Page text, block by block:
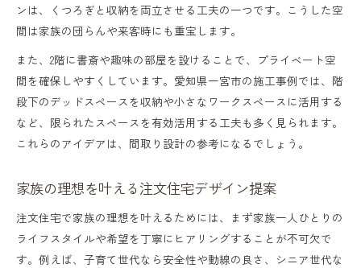
ンは、くつろぎと収納を両立させる工夫の一つです。こうした空
間は家族の団らんや来客時にも重宝します。
また、2階に書斎や趣味の部屋を設けることで、プライベート空
間を確保しやすくしています。愛知県一宮市の施工事例では、階
段下のデッドスペースを収納や小さなワークスペースに活用する
など、限られたスペースを有効活用する工夫も多く見られます。
これらのアイデアは、間取り設計の参考になるでしょう。
家族の理想を叶える注文住宅デザイン提案
注文住宅で家族の理想を叶えるためには、まず家族一人ひとりの
ライフスタイルや希望を丁寧にヒアリングすることが不可欠で
す。例えば、子育て世代なら安全性や動線の良さ、シニア世代な